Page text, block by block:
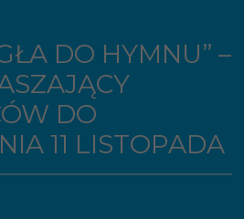
DO HYMNU” –
DO
11 LISTOPADA